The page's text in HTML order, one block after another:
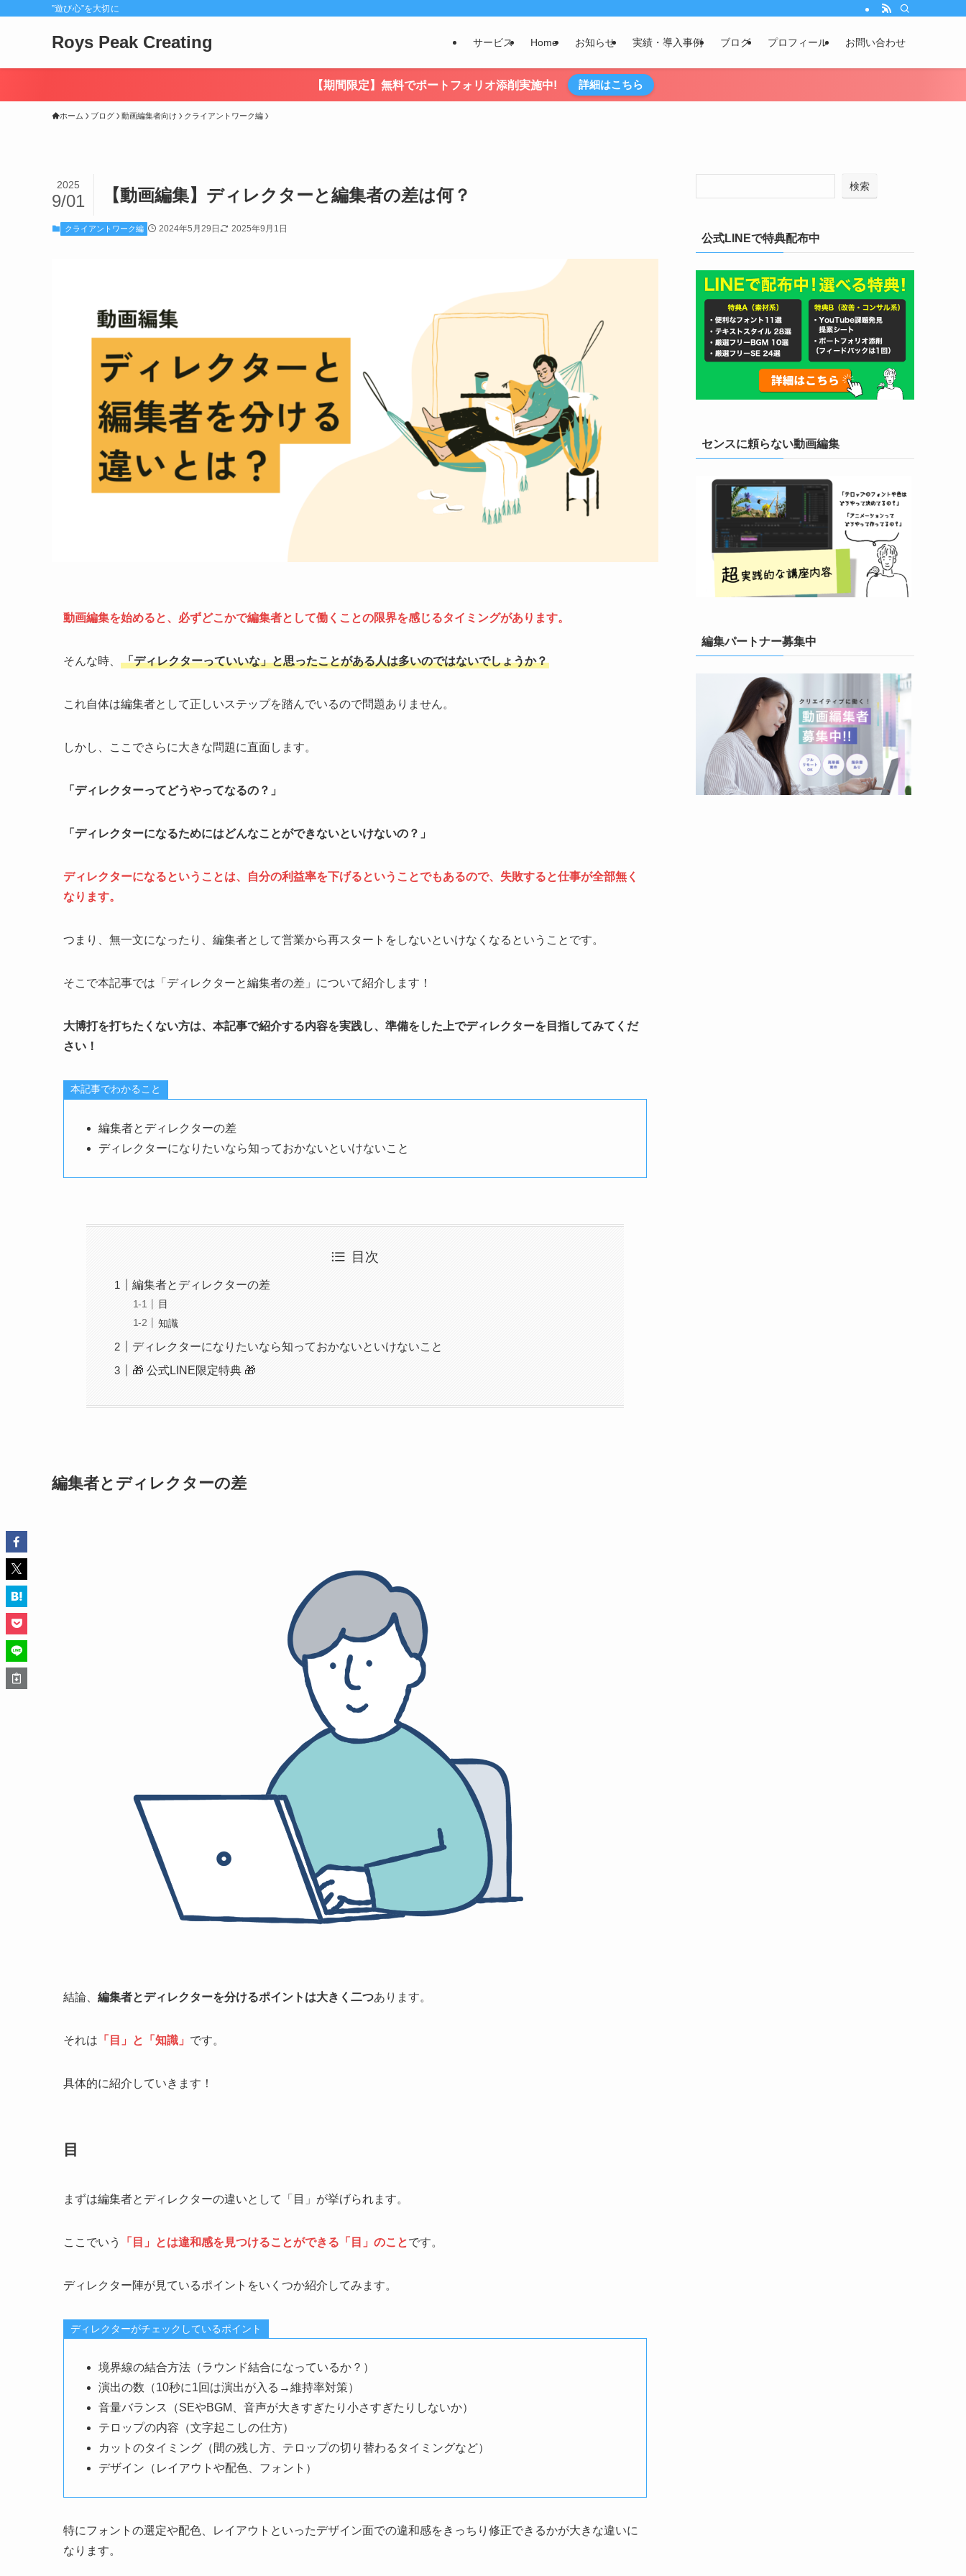
”遊び心”を大切に
Roys Peak Creating サービス Home お知らせ 実績・導入事例 ブログ プロフィール お問い合わせ
【期間限定】無料でポートフォリオ添削実施中! 詳細はこちら
ホーム ブログ 動画編集者向け クライアントワーク編
【動画編集】ディレクターと編集者の差は何？
2025
9/01
クライアントワーク編 2024年5月29日 2025年9月1日
動画編集を始めると、必ずどこかで編集者として働くことの限界を感じるタイミングがあります。
そんな時、 「ディレクターっていいな」と思ったことがある人は多いのではないでしょうか？
これ自体は編集者として正しいステップを踏んでいるので問題ありません。
しかし、ここでさらに大きな問題に直面します。
「ディレクターってどうやってなるの？」
「ディレクターになるためにはどんなことができないといけないの？」
ディレクターになるということは、自分の利益率を下げるということでもあるので、失敗すると仕事が全部無く
なります。
つまり、無一文になったり、編集者として営業から再スタートをしないといけなくなるということです。
そこで本記事では「ディレクターと編集者の差」について紹介します！
大博打を打ちたくない方は、本記事で紹介する内容を実践し、準備をした上でディレクターを目指してみてくだ
さい！
本記事でわかること
編集者とディレクターの差
ディレクターになりたいなら知っておかないといけないこと
目次
編集者とディレクターの差
目
知識
ディレクターになりたいなら知っておかないといけないこと
🎁 公式LINE限定特典 🎁
編集者とディレクターの差
結論、 編集者とディレクターを分けるポイントは大きく二つあります。
それは 「目」と「知識」 です。
具体的に紹介していきます！
目
まずは編集者とディレクターの違いとして「目」が挙げられます。
ここでいう 「目」とは違和感を見つけることができる「目」のことです。
ディレクター陣が見ているポイントをいくつか紹介してみます。
ディレクターがチェックしているポイント
境界線の結合方法（ラウンド結合になっているか？）
演出の数（10秒に1回は演出が入る→維持率対策）
音量バランス（SEやBGM、音声が大きすぎたり小さすぎたりしないか）
テロップの内容（文字起こしの仕方）
カットのタイミング（間の残し方、テロップの切り替わるタイミングなど）
デザイン（レイアウトや配色、フォント）
特にフォントの選定や配色、レイアウトといったデザイン面での違和感をきっちり修正できるかが大きな違いに
なります。
検索
公式LINEで特典配布中
センスに頼らない動画編集
編集パートナー募集中